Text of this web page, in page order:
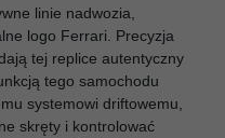
linie nadwozia,
logo Ferrari. Precyzja
tej replice autentyczny
tego samochodu
systemowi driftowemu,
skręty i kontrolować